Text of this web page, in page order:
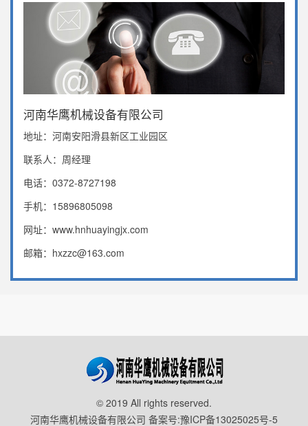
河南华鹰机械设备有限公司
地址：河南安阳滑县新区工业园区
联系人：周经理
电话：0372-8727198
手机：15896805098
网址：www.hnhuayingjx.com
邮箱：hxzzc@163.com
© 2019 All rights reserved.
河南华鹰机械设备有限公司 备案号:豫ICP备13025025号-5